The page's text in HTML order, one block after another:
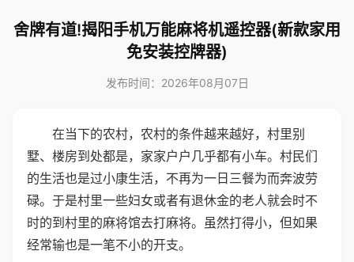
舍牌有道!揭阳手机万能麻将机遥控器(新款家用
免安装控牌器)
发布时间：2026年08月07日
在当下的农村，农村的条件越来越好，村里别
墅、楼房到处都是，家家户户几乎都有小车。村民们
的生活也是过小康生活，不再为一日三餐为而奔波劳
碌。于是村里一些妇女或者有退休金的老人就会时不
时的到村里的麻将馆去打麻将。虽然打得小，但如果
经常输也是一笔不小的开支。